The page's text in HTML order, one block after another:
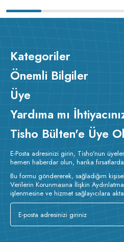
Kategoriler
Önemli Bilgiler
Üye
Yardıma mı
Tisho Bülten'e Üye Ol
E-Posta adresinizi girin, Tisho'nun
hemen haberdar olun, harika
Bu formu göndererek, sağladığım
Verilerin Korunmasına İlişkin
işlenmesine ve hizmet sağlayıcılara